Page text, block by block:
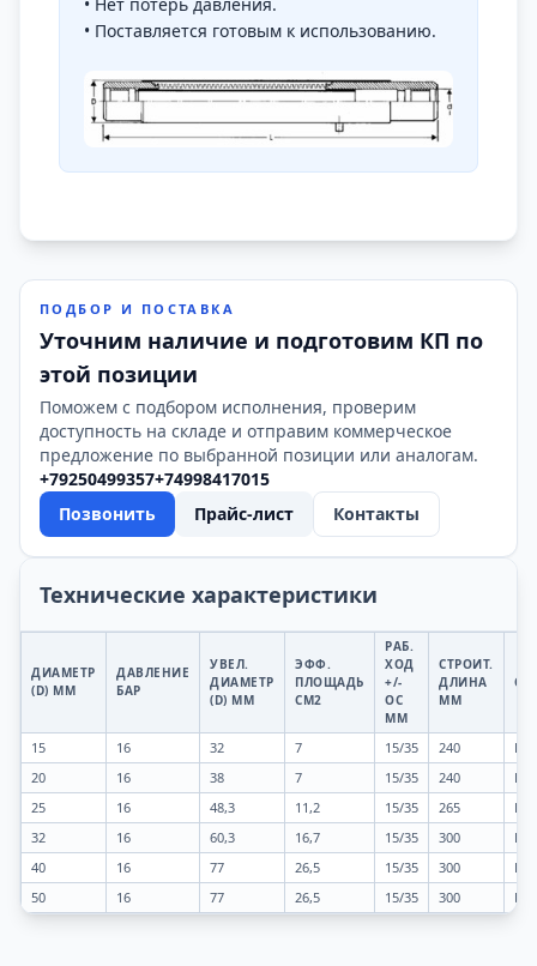
• Поставляется готовым к использованию.
ПОДБОР И ПОСТАВКА
Уточним наличие и подготовим КП по
этой позиции
Поможем с подбором исполнения, проверим
доступность на складе и отправим коммерческое
предложение по выбранной позиции или аналогам.
+79250499357+74998417015
Позвонить
Прайс-лист Контакты
Технические характеристики
ДИАМЕТР
(D) ММ
ДАВЛЕНИЕ
БАР
УВЕЛ.
ДИАМЕТР
(D) ММ
ЭФФ.
ПЛОЩАДЬ
СМ2
РАБ.
ХОД
+/-
ОС
ММ
СТРОИТ.
ДЛИНА
ММ
15 16 32 7 15/35 240
20
16 38 7 15/35 240
25
16 48,3 11,2 15/35 265
32
16 60,3 16,7 15/35 300
40
16 77 26,5 15/35 300
50
16 77 26,5 15/35 300